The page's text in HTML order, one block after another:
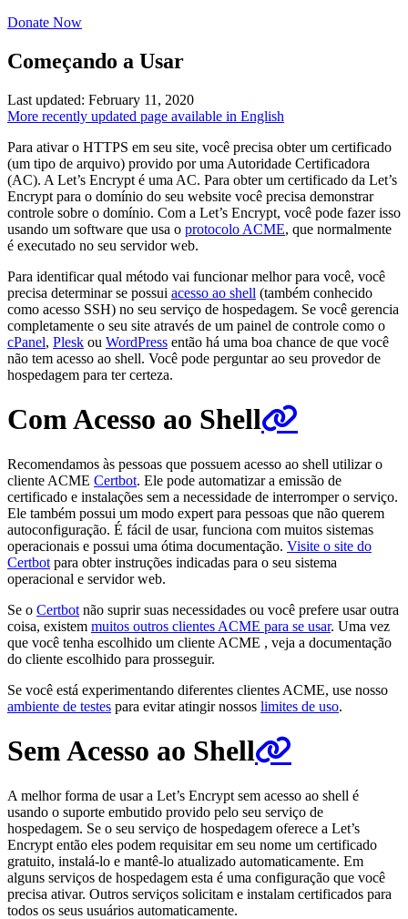
Donate Now
Começando a Usar
Last updated: February 11, 2020
More recently updated page available in English
Para ativar o HTTPS em seu site, você precisa obter um certificado
(um tipo de arquivo) provido por uma Autoridade Certificadora
(AC). A Let’s Encrypt é uma AC. Para obter um certificado da Let’s
Encrypt para o domínio do seu website você precisa demonstrar
controle sobre o domínio. Com a Let’s Encrypt, você pode fazer isso
usando um software que usa o protocolo ACME, que normalmente
é executado no seu servidor web.
Para identificar qual método vai funcionar melhor para você, você
precisa determinar se possui acesso ao shell (também conhecido
como acesso SSH) no seu serviço de hospedagem. Se você gerencia
completamente o seu site através de um painel de controle como o
cPanel, Plesk ou WordPress então há uma boa chance de que você
não tem acesso ao shell. Você pode perguntar ao seu provedor de
hospedagem para ter certeza.
Com Acesso ao Shell
Recomendamos às pessoas que possuem acesso ao shell utilizar o
cliente ACME Certbot. Ele pode automatizar a emissão de
certificado e instalações sem a necessidade de interromper o serviço.
Ele também possui um modo expert para pessoas que não querem
autoconfiguração. É fácil de usar, funciona com muitos sistemas
operacionais e possui uma ótima documentação. Visite o site do
Certbot para obter instruções indicadas para o seu sistema
operacional e servidor web.
Se o Certbot não suprir suas necessidades ou você prefere usar outra
coisa, existem muitos outros clientes ACME para se usar. Uma vez
que você tenha escolhido um cliente ACME , veja a documentação
do cliente escolhido para prosseguir.
Se você está experimentando diferentes clientes ACME, use nosso
ambiente de testes para evitar atingir nossos limites de uso.
Sem Acesso ao Shell
A melhor forma de usar a Let’s Encrypt sem acesso ao shell é
usando o suporte embutido provido pelo seu serviço de
hospedagem. Se o seu serviço de hospedagem oferece a Let’s
Encrypt então eles podem requisitar em seu nome um certificado
gratuito, instalá-lo e mantê-lo atualizado automaticamente. Em
alguns serviços de hospedagem esta é uma configuração que você
precisa ativar. Outros serviços solicitam e instalam certificados para
todos os seus usuários automaticamente.